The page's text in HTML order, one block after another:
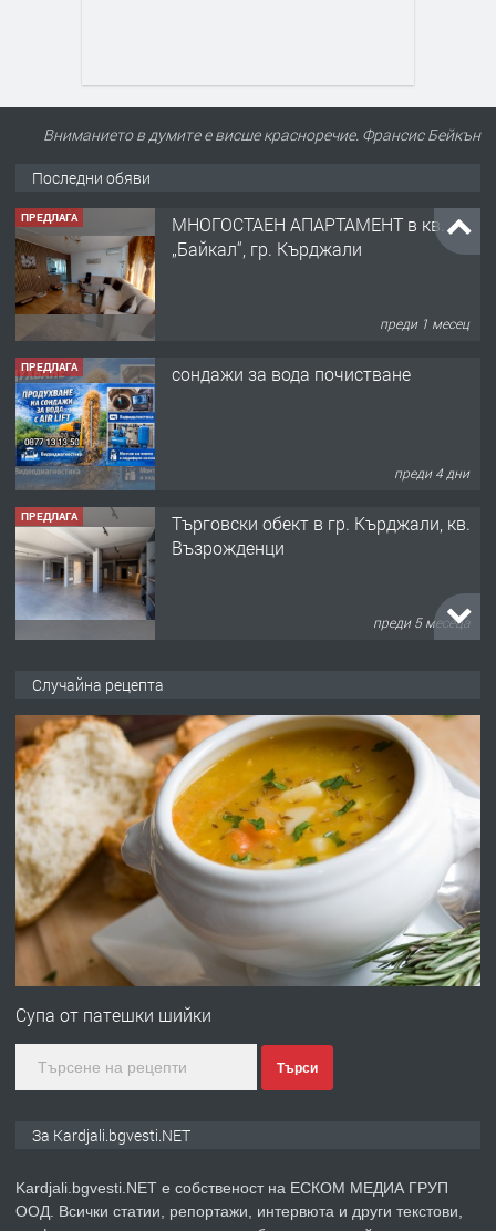
Вниманието в думите е висше красноречие. Франсис Бейкън
Последни обяви
ПРЕДЛАГА
МНОГОСТАЕН АПАРТАМЕНТ в кв.
„Байкал“, гр. Кърджали
преди 1 месец
ПРЕДЛАГА сондажи за вода почистване
преди 4 дни
ПРЕДЛАГА
Tърговски обект в гр. Кърджали, кв.
Възрожденци
преди 5 месеца
преди 6 месеца
ПРЕДЛАГА
Заведение /ресторант, бистро/ в с.
Чакаларово, община Кирково
преди 7 месеца
ПРЕДЛАГА
Гараж под наем в супер център
на язовир Студен кладенец 331м2 |
преди 1 година
Случайна рецепта
Супа от патешки шийки
Търси
За Kardjali.bgvesti.NET
Kardjali.bgvesti.NET е собственост на ЕСКОМ МЕДИА ГРУП
ООД. Всички статии, репортажи, интервюта и други текстови,